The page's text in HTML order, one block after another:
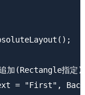
加(Rectangle指定)
= "First",